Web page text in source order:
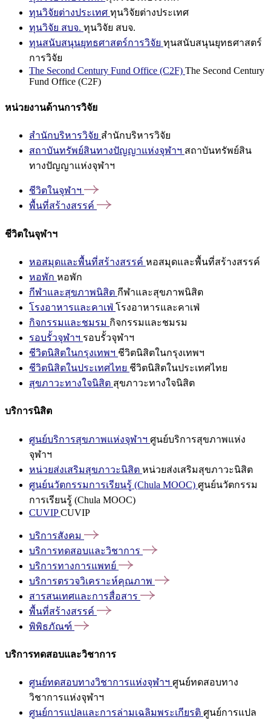
ทุนวิจัยต่างประเทศ ทุนวิจัยต่างประเทศ
ทุนวิจัย สบจ. ทุนวิจัย สบจ.
ทุนสนับสนุนยุทธศาสตร์การวิจัย ทุนสนับสนุนยุทธศาสตร์
การวิจัย
The Second Century Fund Office (C2F) The Second Century
Fund Office (C2F)
หน่วยงานด้านการวิจัย
สำนักบริหารวิจัย สำนักบริหารวิจัย
สถาบันทรัพย์สินทางปัญญาแห่งจุฬาฯ สถาบันทรัพย์สิน
ทางปัญญาแห่งจุฬาฯ
ชีวิตในจุฬาฯ
พื้นที่สร้างสรรค์
ชีวิตในจุฬาฯ
หอสมุดและพื้นที่สร้างสรรค์ หอสมุดและพื้นที่สร้างสรรค์
หอพัก หอพัก
กีฬาและสุขภาพนิสิต กีฬาและสุขภาพนิสิต
โรงอาหารและคาเฟ่ โรงอาหารและคาเฟ่
กิจกรรมและชมรม กิจกรรมและชมรม
รอบรั้วจุฬาฯ รอบรั้วจุฬาฯ
ชีวิตนิสิตในกรุงเทพฯ ชีวิตนิสิตในกรุงเทพฯ
ชีวิตนิสิตในประเทศไทย ชีวิตนิสิตในประเทศไทย
สุขภาวะทางใจนิสิต สุขภาวะทางใจนิสิต
บริการนิสิต
ศูนย์บริการสุขภาพแห่งจุฬาฯ ศูนย์บริการสุขภาพแห่ง
จุฬาฯ
หน่วยส่งเสริมสุขภาวะนิสิต หน่วยส่งเสริมสุขภาวะนิสิต
ศูนย์นวัตกรรมการเรียนรู้ (Chula MOOC) ศูนย์นวัตกรรม
การเรียนรู้ (Chula MOOC)
CUVIPCUVIP
บริการสังคม
บริการทดสอบและวิชาการ
บริการทางการแพทย์
บริการตรวจวิเคราะห์คุณภาพ
สารสนเทศและการสื่อสาร
พื้นที่สร้างสรรค์
พิพิธภัณฑ์
บริการทดสอบและวิชาการ
ศูนย์ทดสอบทางวิชาการแห่งจุฬาฯ ศูนย์ทดสอบทาง
วิชาการแห่งจุฬาฯ
ศูนย์การแปลและการล่ามเฉลิมพระเกียรติ ศูนย์การแปล